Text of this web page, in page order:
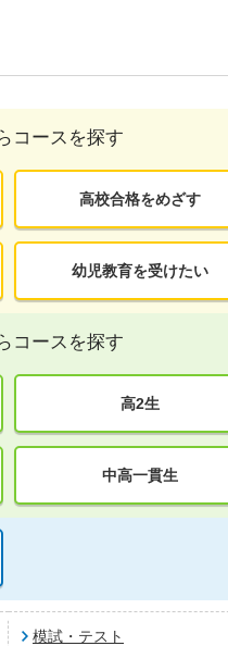
コースを探す
高校合格をめざす
幼児教育を受けたい
コースを探す
高2生
中高一貫生
模試・テスト